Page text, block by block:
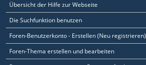
Übersicht der Hilfe zur Webseite
Die Suchfunktion benutzen
Foren-Benutzerkonto - Erstellen (Neu registrieren)
Foren-Thema erstellen und bearbeiten